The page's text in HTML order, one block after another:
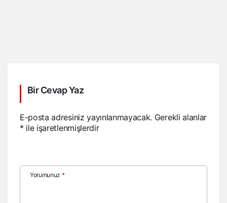
Bir Cevap Yaz
E-posta adresiniz yayınlanmayacak. Gerekli alanlar
* ile işaretlenmişlerdir
Yorumunuz *